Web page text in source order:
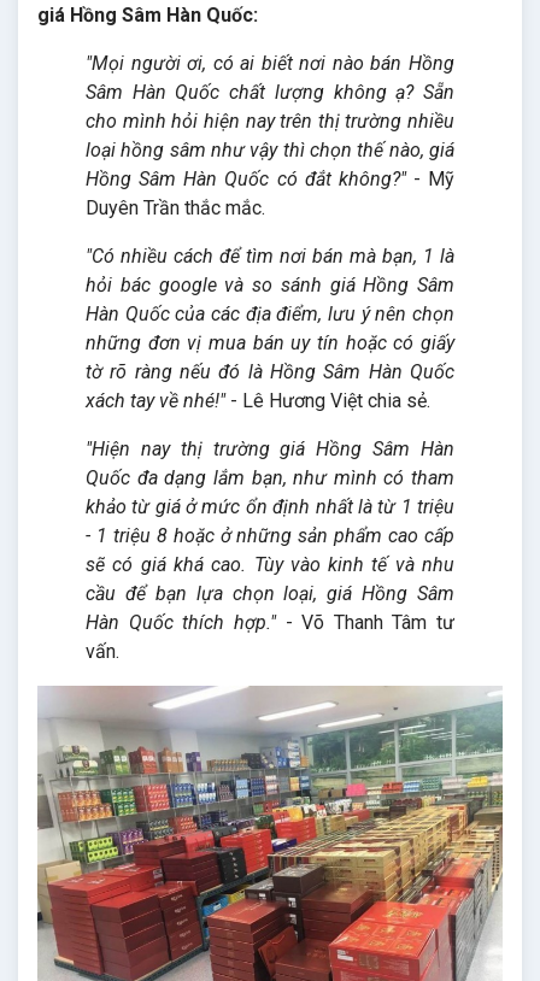
giá Hồng Sâm Hàn Quốc:
"Mọi người ơi, có ai biết nơi nào bán Hồng
Sâm Hàn Quốc chất lượng không ạ? Sẵn
cho mình hỏi hiện nay trên thị trường nhiều
loại hồng sâm như vậy thì chọn thế nào, giá
Hồng Sâm Hàn Quốc có đắt không?"- Mỹ
Duyên Trần thắc mắc.
"Có nhiều cách để tìm nơi bán mà bạn, 1 là
hỏi bác google và so sánh giá Hồng Sâm
Hàn Quốc của các địa điểm, lưu ý nên chọn
những đơn vị mua bán uy tín hoặc có giấy
tờ rõ ràng nếu đó là Hồng Sâm Hàn Quốc
xách tay về nhé!"- Lê Hương Việt chia sẻ.
"Hiện nay thị trường giá Hồng Sâm Hàn
Quốc đa dạng lắm bạn, như mình có tham
khảo từ giá ở mức ổn định nhất là từ 1 triệu
- 1 triệu 8 hoặc ở những sản phẩm cao cấp
sẽ có giá khá cao. Tùy vào kinh tế và nhu
cầu để bạn lựa chọn loại, giá Hồng Sâm
Hàn Quốc thích hợp."- Võ Thanh Tâm tư
vấn.